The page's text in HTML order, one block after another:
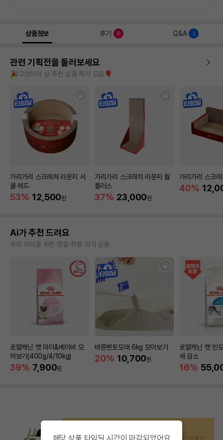
상품정보 후기 18 Q&A 2
관련 기획전을 둘러보세요
🎉고양이의 날 추천 상품 특가 모음🎈
가리가리 스크래쳐 라운지 서
클 레드
53% 12,500원
가리가리 스크래치 라운지 월
플러스
37% 23,000원
가리가리 스크
40%
Ai가 추천 드려요
우리 아이를 위한 맞춤 취향 저격 상품
로얄캐닌 캣 마더&베이비 모
아보기(400g/4/10kg)
39% 7,900원
바른벤토모래 6kg 모아보기
20% 10,700원
로얄캐닌 캣 인
새 감소
16%
해당 상품 타임딜 시간이 마감되었어요